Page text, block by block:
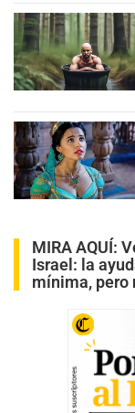
MIRA AQUÍ:
Israel: la
mínima, pero